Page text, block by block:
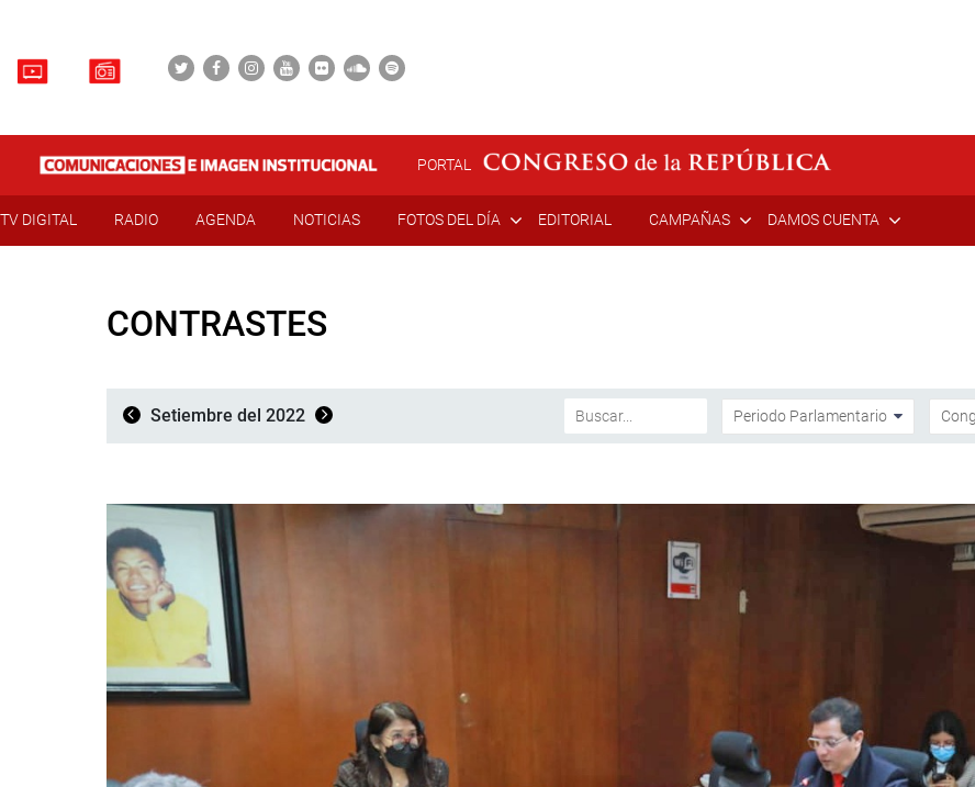
PORTAL
TV DIGITAL RADIO AGENDA NOTICIAS FOTOS DEL DÍA EDITORIAL CAMPAÑAS DAMOS CUENTA
CONTRASTES
Setiembre del 2022